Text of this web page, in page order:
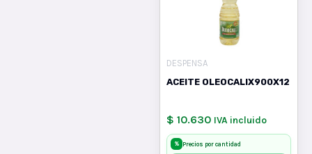
DESPENSA
ACEITE OLEOCALIX900X12
$ 10.630 IVA incluido
% Precios por cantidad